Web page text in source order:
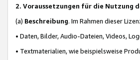
2. Voraussetzungen für die Nutzung
(a) Beschreibung. Im Rahmen dieser
• Daten, Bilder, Audio-Dateien, Videos,
• Textmaterialien, wie beispielsweise